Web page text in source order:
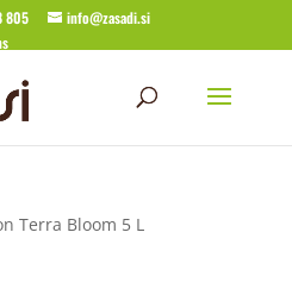
805
info@zasadi.si
Terra Bloom 5 L